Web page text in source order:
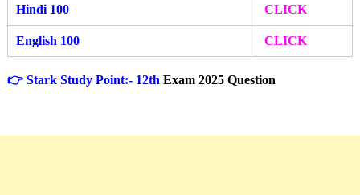
Hindi 100 CLICK
English 100 CLICK
👉 Stark Study Point:- 12th Exam 2025 Question